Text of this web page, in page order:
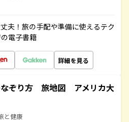
夫！旅の手配や準備に使えるテク
電子書籍
詳細を見る
なぞり方 旅地図 アメリカ大
と健康